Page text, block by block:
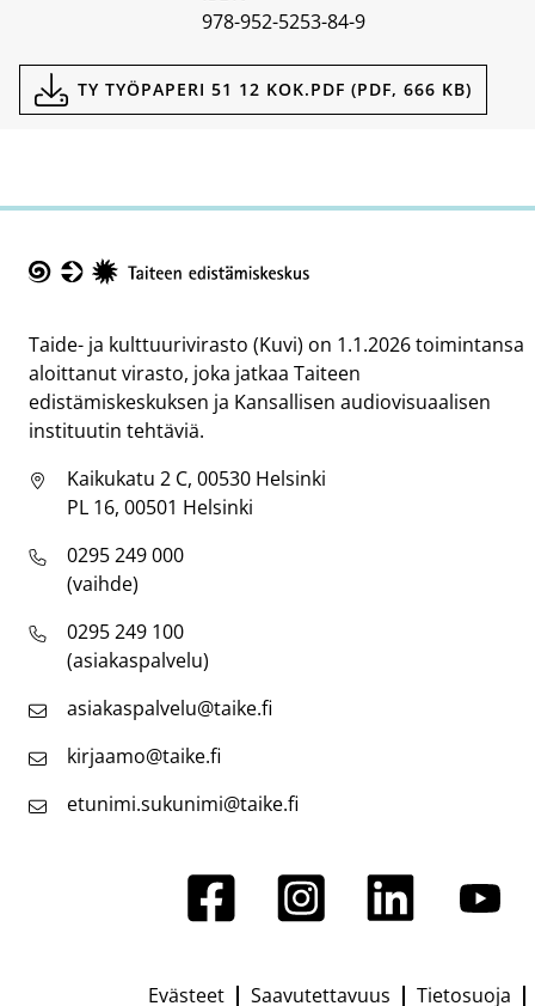
978-952-5253-84-9
DokumentitTY TYÖPAPERI 51 12 KOK.PDF (PDF, 666 KB)
Taide- ja kulttuurivirasto (Kuvi) on 1.1.2026 toimintansa
aloittanut virasto, joka jatkaa Taiteen
edistämiskeskuksen ja Kansallisen audiovisuaalisen
instituutin tehtäviä.
Kaikukatu 2 C, 00530 Helsinki
PL 16, 00501 Helsinki
0295 249 000
(vaihde)
0295 249 100
(asiakaspalvelu)
asiakaspalvelu@taike.fi
kirjaamo@taike.fi
etunimi.sukunimi@taike.fi
Evästeet Saavutettavuus Tietosuoja